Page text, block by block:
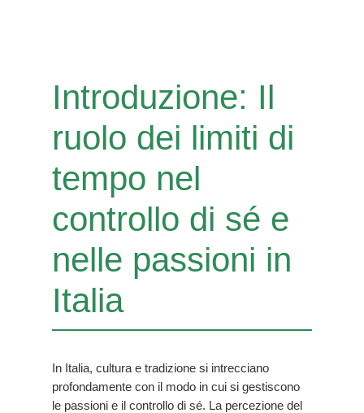
Introduzione: Il
ruolo dei limiti di
tempo nel
controllo di sé e
nelle passioni in
Italia
In Italia, cultura e tradizione si intrecciano
profondamente con il modo in cui si gestiscono
le passioni e il controllo di sé. La percezione del